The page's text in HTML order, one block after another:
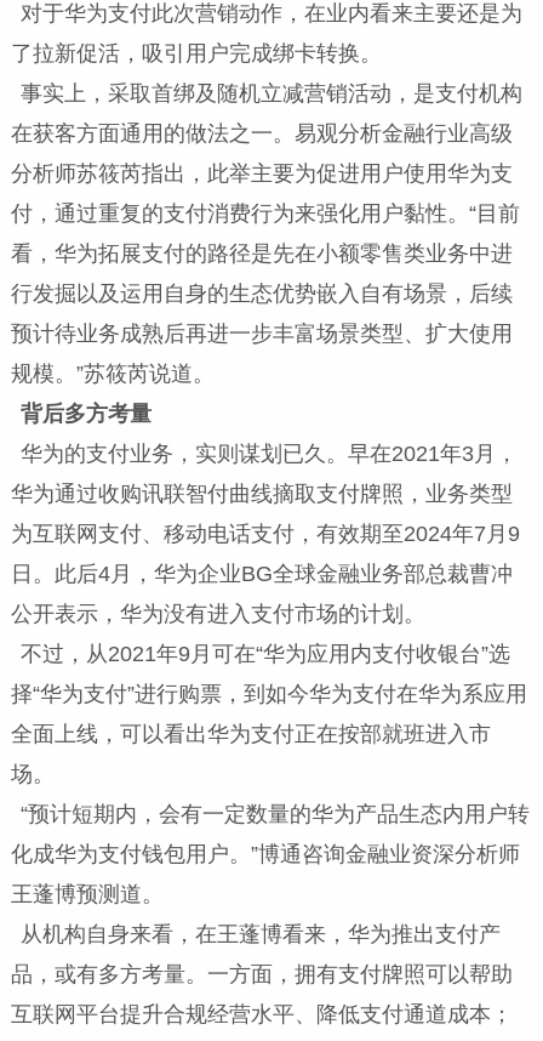
对于华为支付此次营销动作，在业内看来主要还是为
了拉新促活，吸引用户完成绑卡转换。
事实上，采取首绑及随机立减营销活动，是支付机构
在获客方面通用的做法之一。易观分析金融行业高级
分析师苏筱芮指出，此举主要为促进用户使用华为支
付，通过重复的支付消费行为来强化用户黏性。“目前
看，华为拓展支付的路径是先在小额零售类业务中进
行发掘以及运用自身的生态优势嵌入自有场景，后续
预计待业务成熟后再进一步丰富场景类型、扩大使用
规模。”苏筱芮说道。
背后多方考量
华为的支付业务，实则谋划已久。早在2021年3月，
华为通过收购讯联智付曲线摘取支付牌照，业务类型
为互联网支付、移动电话支付，有效期至2024年7月9
日。此后4月，华为企业BG全球金融业务部总裁曹冲
公开表示，华为没有进入支付市场的计划。
不过，从2021年9月可在“华为应用内支付收银台”选
择“华为支付”进行购票，到如今华为支付在华为系应用
全面上线，可以看出华为支付正在按部就班进入市
场。
“预计短期内，会有一定数量的华为产品生态内用户转
化成华为支付钱包用户。”博通咨询金融业资深分析师
王蓬博预测道。
从机构自身来看，在王蓬博看来，华为推出支付产
品，或有多方考量。一方面，拥有支付牌照可以帮助
互联网平台提升合规经营水平、降低支付通道成本；